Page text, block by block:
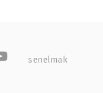
senelmak